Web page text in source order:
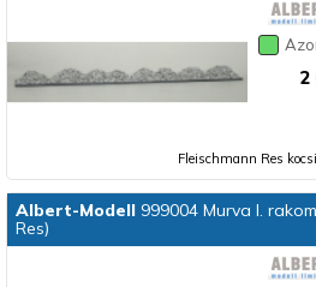
2
Fleischmann Res
Albert-Modell999004 Murva I.
Res)